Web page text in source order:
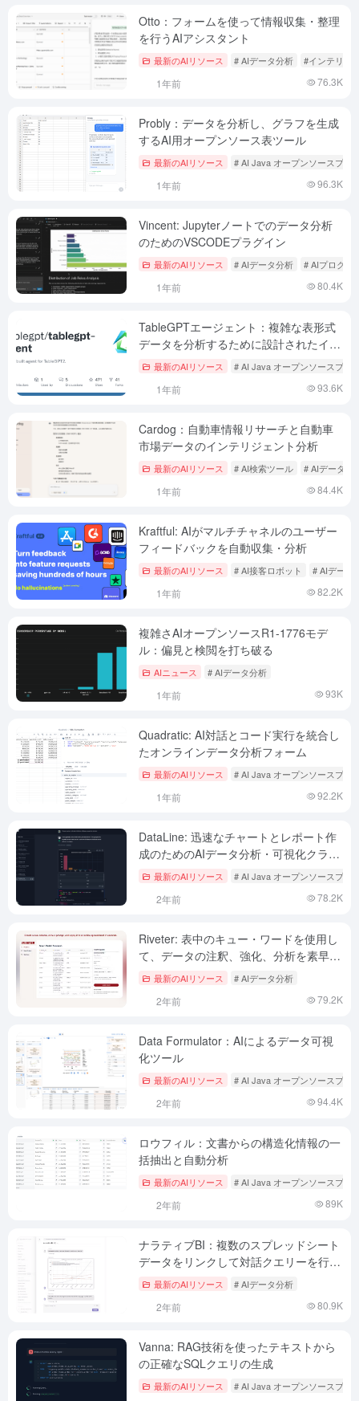
Otto：フォームを使って情報収集・整理
を行うAIアシスタント
最新のAIリソース # AIデータ分析 #インテリジ
1年前 76.3K
Probly：データを分析し、グラフを生成
するAI用オープンソース表ツール
最新のAIリソース # AI Java オープンソースプロ
1年前 96.3K
Vincent: Jupyterノートでのデータ分析
のためのVSCODEプラグイン
最新のAIリソース # AIデータ分析 # AIプログラ
1年前 80.4K
TableGPTエージェント：複雑な表形式
データを分析するために設計されたイン
テリジェントツール
最新のAIリソース # AI Java オープンソースプロ
1年前 93.6K
Cardog：自動車情報リサーチと自動車
市場データのインテリジェント分析
最新のAIリソース # AI検索ツール # AIデータ分
1年前 84.4K
Kraftful: AIがマルチチャネルのユーザー
フィードバックを自動収集・分析
最新のAIリソース # AI接客ロボット # AIデータ
1年前 82.2K
複雑さAIオープンソースR1-1776モデ
ル：偏見と検閲を打ち破る
AIニュース # AIデータ分析
1年前 93K
Quadratic: AI対話とコード実行を統合し
たオンラインデータ分析フォーム
最新のAIリソース # AI Java オープンソースプロ
1年前 92.2K
DataLine: 迅速なチャートとレポート作
成のためのAIデータ分析・可視化クライ
アント
最新のAIリソース # AI Java オープンソースプロ
2年前 78.2K
Riveter: 表中のキュー・ワードを使用し
て、データの注釈、強化、分析を素早く
行う。
最新のAIリソース # AIデータ分析
2年前 79.2K
Data Formulator：AIによるデータ可視
化ツール
最新のAIリソース # AI Java オープンソースプロ
2年前 94.4K
ロウフィル：文書からの構造化情報の一
括抽出と自動分析
最新のAIリソース # AI Java オープンソースプロ
2年前 89K
ナラティブBI：複数のスプレッドシート
データをリンクして対話クエリーを行
い、ビジネスインサイトを生成する（有
料）
最新のAIリソース # AIデータ分析
2年前 80.9K
Vanna: RAG技術を使ったテキストから
の正確なSQLクエリの生成
最新のAIリソース # AI Java オープンソースプロ